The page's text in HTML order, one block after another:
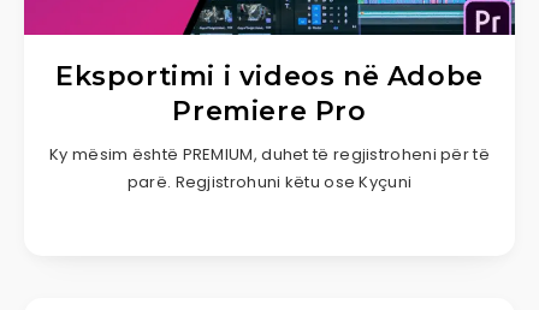
Eksportimi i videos në Adobe
Premiere Pro
Ky mësim është PREMIUM, duhet të regjistroheni për të
parë. Regjistrohuni këtu ose Kyçuni